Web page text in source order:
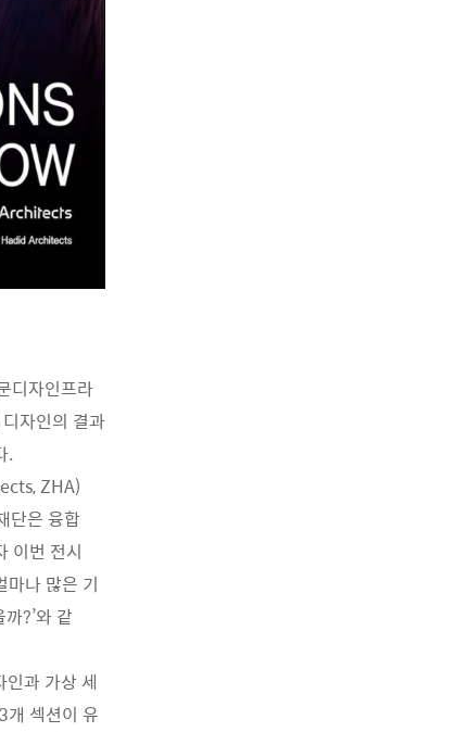
디자인프라
자인의 결과
.
ZHA)
단은 융합
이번 전시
마나 많은 기
?’와 같
과 가상 세
섹션이 유